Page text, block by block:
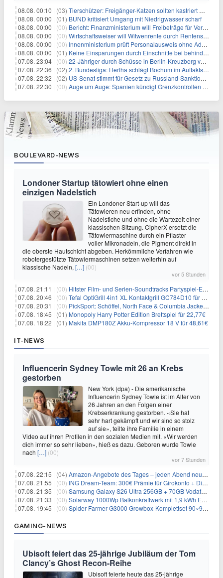
08.08. 00:10 | (03) Tierschützer: Freigänger-Katzen sollten kastriert werden
08.08. 00:00 | (01) BUND kritisiert Umgang mit Niedrigwasser scharf
08.08. 00:00 | (00) Bericht: Finanzministerium will Freibeträge für Vereine senken
08.08. 00:00 | (00) Wirtschaftsweiser will Witwenrente durch Rentensplitting ersetzen
08.08. 00:00 | (00) Innenministerium prüft Personalausweis ohne Adresse
08.08. 00:00 | (01) Keine Einsparungen durch Einschnitte bei behinderten Kindern
07.08. 23:04 | (00) 22-Jähriger durch Schüsse in Berlin-Kreuzberg verletzt
07.08. 22:36 | (02) 2. Bundesliga: Hertha schlägt Bochum im Auftaktspiel
07.08. 22:32 | (02) US-Senat stimmt für Gesetz zu Russland-Sanktionen
07.08. 22:30 | (00) Auge um Auge: Spanien kündigt Grenzkontrollen zu Italien an
BOULEVARD-NEWS
Londoner Startup tätowiert ohne einen
einzigen Nadelstich
Ein Londoner Start-up will das
Tätowieren neu erfinden, ohne
Nadelstiche und ohne die Wartezeit einer
klassischen Sitzung. CipherX ersetzt die
Tätowiermaschine durch ein Pflaster
voller Mikronadeln, die Pigment direkt in
die oberste Hautschicht abgeben. Herkömmliche Verfahren wie
robotergestützte Tätowiermaschinen setzen weiterhin auf
klassische Nadeln, […] (00)
vor 5 Stunden
07.08. 21:11 | (00) Hitster Film- und Serien-Soundtracks Partyspiel-Erweiterung für 6,99€
07.08. 20:46 | (00) Tefal OptiGrill 4in1 XL Kontaktgrill GC784D10 für 239,99€
07.08. 20:31 | (00) PickSport: Schöffel, North Face & Columbia Jacken ab 39,60€
07.08. 18:45 | (01) Monopoly Harry Potter Edition Brettspiel für 22,77€
07.08. 18:22 | (01) Makita DMP180Z Akku-Kompressor 18 V für 48,61€
IT-NEWS
Influencerin Sydney Towle mit 26 an Krebs
gestorben
New York (dpa) - Die amerikanische
Influencerin Sydney Towle ist im Alter von
26 Jahren an den Folgen einer
Krebserkrankung gestorben. «Sie hat
sehr hart gekämpft und wir sind so stolz
auf sie», teilte ihre Familie in einem
Video auf ihren Profilen in den sozialen Medien mit. «Wir werden
dich immer so sehr lieben», hieß es dazu. Geboren wurde Towle
nach […] (00)
vor 7 Stunden
07.08. 22:15 | (04) Amazon-Angebote des Tages – jeden Abend neue Deals zum Stöbern
07.08. 21:55 | (00) ING Dream-Team: 300€ Prämie für Girokonto + Direkt-Depot
07.08. 21:35 | (00) Samsung Galaxy S26 Ultra 256GB + 70GB Vodafone-Netz für 34,99€/Monat (effektiv 4,74€/Monat)
07.08. 21:33 | (00) Solarway 1000Wp Balkonkraftwerk mit 1,9 kWh EcoFlow-Speicher für 719€ + 30€ Filial-Gutschein
07.08. 19:45 | (00) Spider Farmer G3000 Growbox-Komplettset 90×90×180 cm für 379,99€
GAMING-NEWS
Ubisoft feiert das 25-jährige Jubiläum der Tom
Clancy’s Ghost Recon-Reihe
Ubisoft feierte heute das 25-jährige